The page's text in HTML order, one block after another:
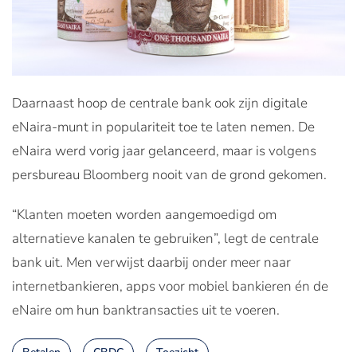
Daarnaast hoop de centrale bank ook zijn digitale
eNaira-munt in populariteit toe te laten nemen. De
eNaira werd vorig jaar gelanceerd, maar is volgens
persbureau Bloomberg nooit van de grond gekomen.
“Klanten moeten worden aangemoedigd om
alternatieve kanalen te gebruiken”, legt de centrale
bank uit. Men verwijst daarbij onder meer naar
internetbankieren, apps voor mobiel bankieren én de
eNaire om hun banktransacties uit te voeren.